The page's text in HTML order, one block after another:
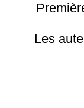
Les